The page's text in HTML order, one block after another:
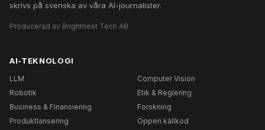
skrivs på svenska av våra AI-journalister.
Producerad av Brightnest Tech AB
AI-TEKNOLOGI
LLM
Computer Vision
Robotik
Etik & Reglering
Business & Finansiering
Forskning
Produktlansering
Öppen källkod